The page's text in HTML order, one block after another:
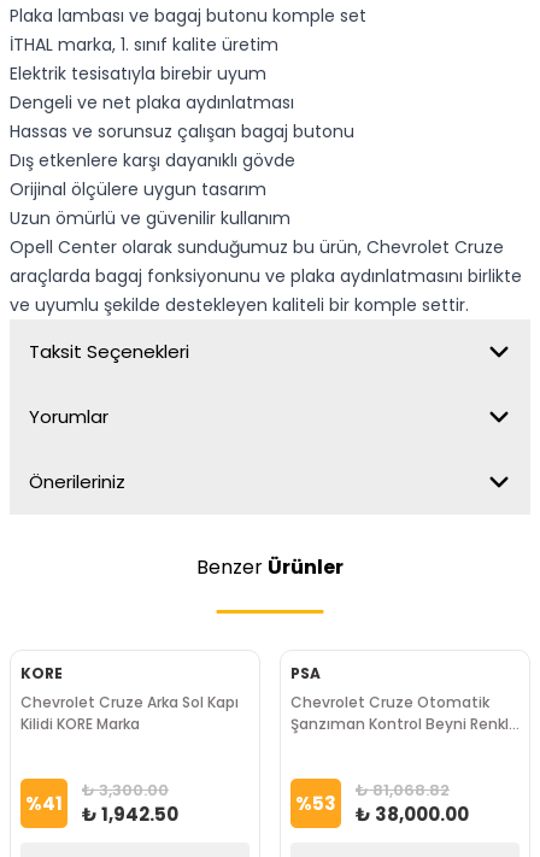
Plaka lambası ve bagaj butonu komple set
İTHAL marka, 1. sınıf kalite üretim
Elektrik tesisatıyla birebir uyum
Dengeli ve net plaka aydınlatması
Hassas ve sorunsuz çalışan bagaj butonu
Dış etkenlere karşı dayanıklı gövde
Orijinal ölçülere uygun tasarım
Uzun ömürlü ve güvenilir kullanım
Opell Center olarak sunduğumuz bu ürün, Chevrolet Cruze
araçlarda bagaj fonksiyonunu ve plaka aydınlatmasını birlikte
ve uyumlu şekilde destekleyen kaliteli bir komple settir.
Taksit Seçenekleri
Yorumlar
Önerileriniz
Benzer Ürünler
KORE
Chevrolet Cruze Arka Sol Kapı
Kilidi KORE Marka
%41 ₺ 3,300.00
₺ 1,942.50
PSA
Chevrolet Cruze Otomatik
Şanzıman Kontrol Beyni Renkli
%53 ₺ 81,068.82
₺ 38,000.00